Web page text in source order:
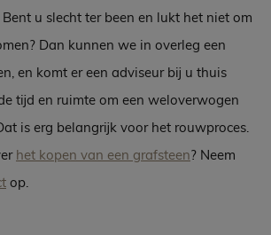
u slecht ter been en lukt het niet om
Dan kunnen we in overleg een
en komt er een adviseur bij u thuis
tijd en ruimte om een weloverwogen
is erg belangrijk voor het rouwproces.
het kopen van een grafsteen? Neem
op.